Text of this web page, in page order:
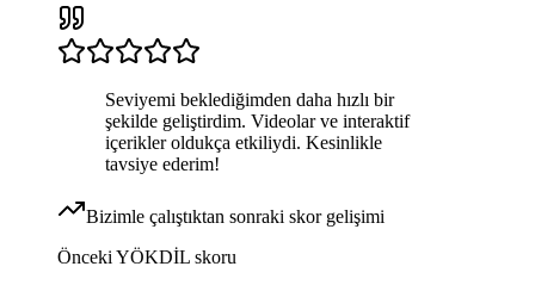
Seviyemi beklediğimden daha hızlı bir
şekilde geliştirdim. Videolar ve interaktif
içerikler oldukça etkiliydi. Kesinlikle
tavsiye ederim!
Bizimle çalıştıktan sonraki skor gelişimi
Önceki YÖKDİL skoru